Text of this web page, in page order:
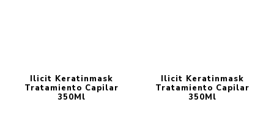
Ilicit Keratinmask
Tratamiento Capilar
350Ml
Ilicit Keratinmask
Tratamiento Capilar
350Ml